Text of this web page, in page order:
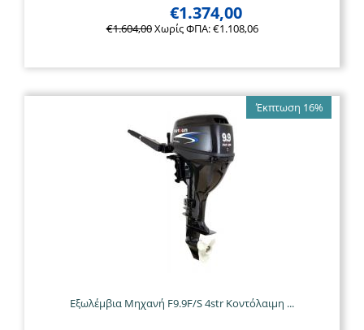
€1.604,00
€1.374,00
Χωρίς ΦΠΑ:€1.108,06
Έκπτωση 16%
Εξωλέμβια Μηχανή F9.9F/S 4str Κοντόλαιμη ...